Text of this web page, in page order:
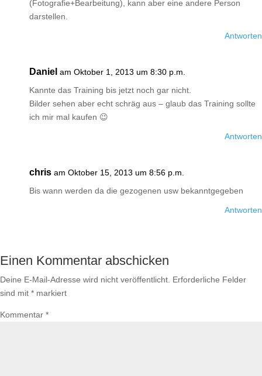
(Fotografie+Bearbeitung), kann aber eine andere Person
darstellen.
Antworten
Daniel am Oktober 1, 2013 um 8:30 p.m.
Kannte das Training bis jetzt noch gar nicht.
Bilder sehen aber echt schräg aus – glaub das Training sollte
ich mir mal kaufen 😉
Antworten
chris am Oktober 15, 2013 um 8:56 p.m.
Bis wann werden da die gezogenen usw bekanntgegeben
Antworten
Einen Kommentar abschicken
Deine E-Mail-Adresse wird nicht veröffentlicht. Erforderliche Felder
sind mit * markiert
Kommentar *